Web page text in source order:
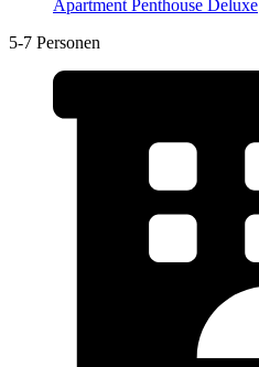
Apartment Penthouse Deluxe
5-7 Personen